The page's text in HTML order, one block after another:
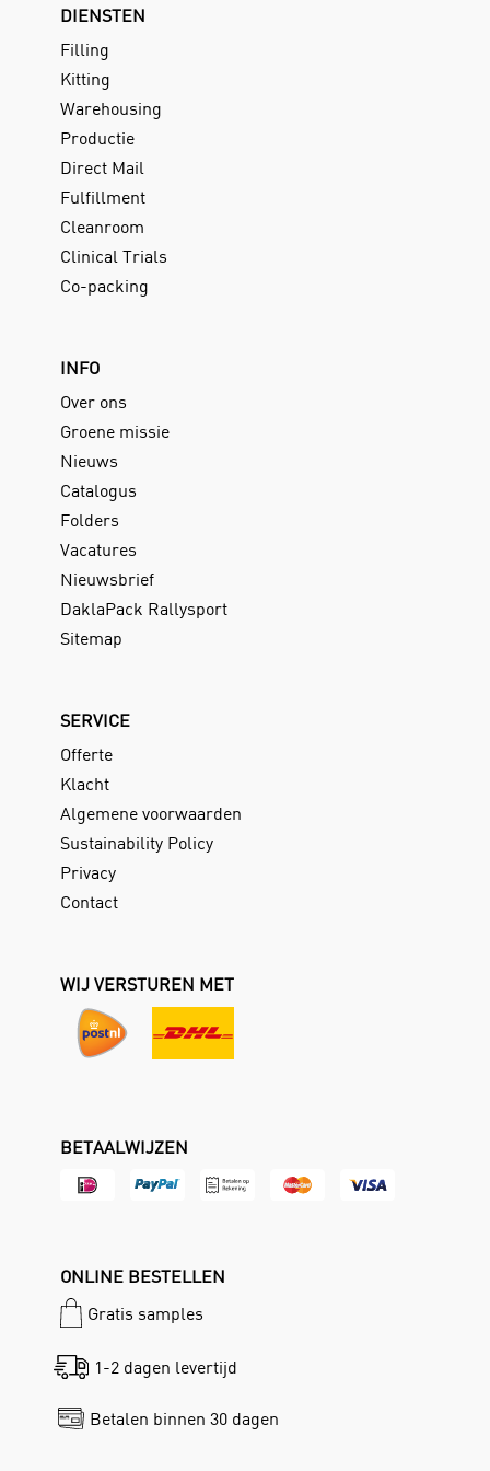
DIENSTEN
Filling
Kitting
Warehousing
Productie
Direct Mail
Fulfillment
Cleanroom
Clinical Trials
Co-packing
INFO
Over ons
Groene missie
Nieuws
Catalogus
Folders
Vacatures
Nieuwsbrief
DaklaPack Rallysport
Sitemap
SERVICE
Offerte
Klacht
Algemene voorwaarden
Sustainability Policy
Privacy
Contact
WIJ VERSTUREN MET
BETAALWIJZEN
ONLINE BESTELLEN
Gratis samples
1-2 dagen levertijd
Betalen binnen 30 dagen